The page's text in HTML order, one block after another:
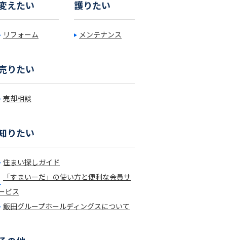
えたい
リフォーム
護りたい
メンテナンス
りたい
売却相談
りたい
住まい探しガイド
「すまいーだ」の使い方と便利な会員サ
ビス
飯田グループホールディングスについて